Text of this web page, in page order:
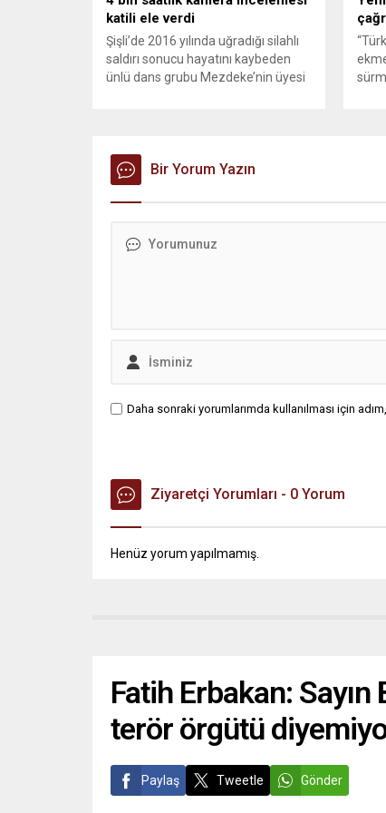
katili ele verdi
Şişli’de 2016 yılında uğradığı silahlı
saldırı sonucu hayatını kaybeden
ünlü dans grubu Mezdeke’nin üyesi
ekipleri, cinayeti işlediğini itiraf eden
maktulün akrabası Bülent G. ile
azmettirici olduğu öne sürülen 2...
önce
Bir Yorum Yazın
Daha sonraki yorumlarımda kullanılması için
Ziyaretçi Yorumları - 0 Yorum
Henüz yorum yapılmamış.
Fatih Erbakan: Sayın
terör örgütü
Paylaş Tweetle Gönder